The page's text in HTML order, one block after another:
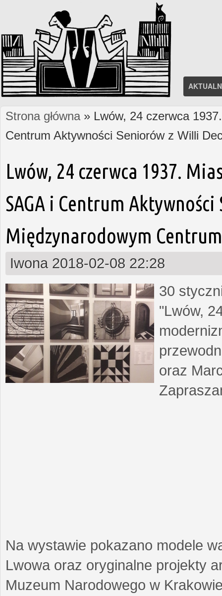
Jesteś tutaj
Strona główna» Lwów, 24 czerwca
Centrum Aktywności Seniorów z Willi
Lwów, 24 czerwca 1937.
SAGA i Centrum
Międzynarodowym
Iwona 2018-02-08 22:28
30
"Lwów,
oraz
Na wystawie pokazano modele
Lwowa oraz oryginalne projekty
Muzeum Narodowego w